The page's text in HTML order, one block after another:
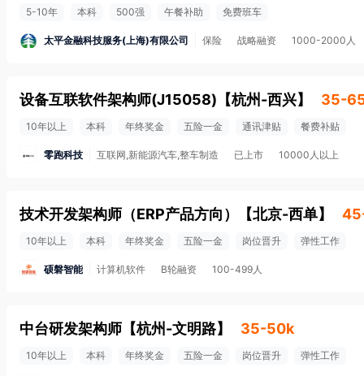
5-10年 本科 500强 午餐补助 免费班车
太平金融科技服务(上海)有限公司 保险 战略融资 1000-2000人
设备互联软件架构师(J15058) 【杭州-西兴】 35-
10年以上 本科 年终奖金 五险一金 通讯津贴 餐费补贴
零跑科技 互联网,新能源汽车,整车制造 已上市 10000人以上
技术开发架构师（ERP产品方向） 【北京-西单】
10年以上 本科 年终奖金 五险一金 岗位晋升 弹性工作
硕磐智能 计算机软件 B轮融资 100-499人
中台研发架构师 【杭州-文明路】 35-50k
10年以上 本科 年终奖金 五险一金 岗位晋升 弹性工作